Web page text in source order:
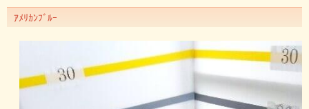
ｱﾒﾘｶﾝﾌﾞﾙｰ